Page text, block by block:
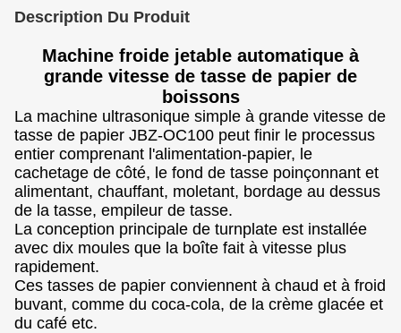
Description Du Produit
Machine froide jetable automatique à
grande vitesse de tasse de papier de
boissons
La machine ultrasonique simple à grande vitesse de
tasse de papier JBZ-OC100 peut finir le processus
entier comprenant l'alimentation-papier, le
cachetage de côté, le fond de tasse poinçonnant et
alimentant, chauffant, moletant, bordage au dessus
de la tasse, empileur de tasse.
La conception principale de turnplate est installée
avec dix moules que la boîte fait à vitesse plus
rapidement.
Ces tasses de papier conviennent à chaud et à froid
buvant, comme du coca-cola, de la crème glacée et
du café etc.